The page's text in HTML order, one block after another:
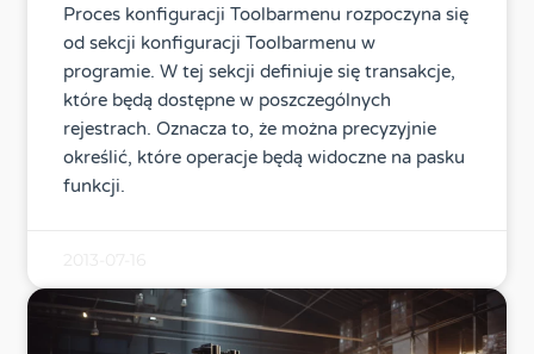
Proces konfiguracji Toolbarmenu rozpoczyna się
od sekcji konfiguracji Toolbarmenu w
programie. W tej sekcji definiuje się transakcje,
które będą dostępne w poszczególnych
rejestrach. Oznacza to, że można precyzyjnie
określić, które operacje będą widoczne na pasku
funkcji.